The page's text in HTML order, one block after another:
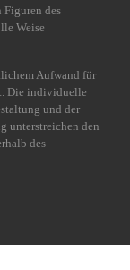
Figuren des
Weise
Aufwand für
Die individuelle
und der
unterstreichen den
des